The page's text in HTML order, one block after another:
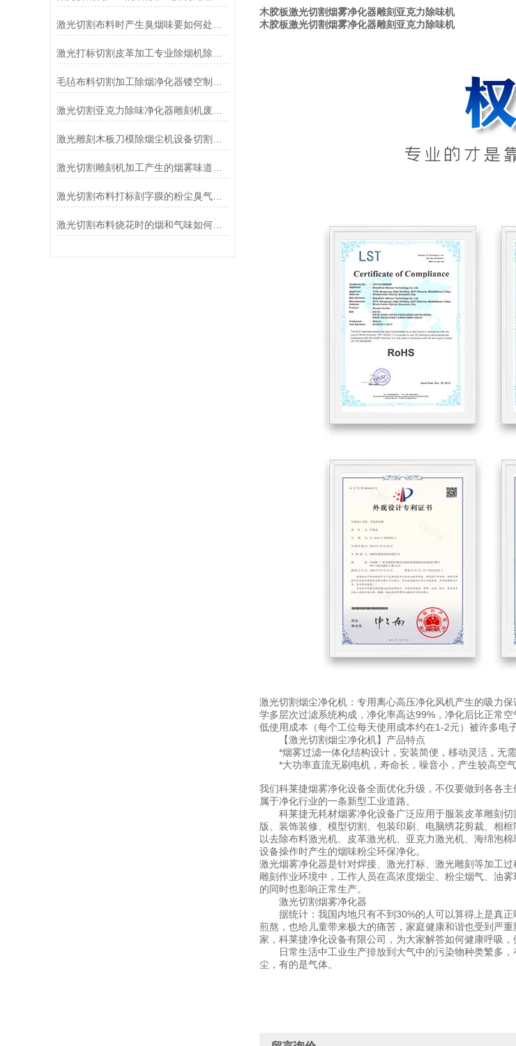
激光切割布料打标刻字膜的粉尘臭气该如何处理
激光切割布料烧花时的烟和气味如何才能处理解决掉
木胶板激光切割烟雾净化器雕刻亚克力除味机
木胶板激光切割烟雾净化器雕刻亚克力除味机
激光切割烟尘净化机：专用离心高压净化风机产生的吸力
学多层次过滤系统构成，净化率高达99%，净化后比正常
低使用成本（每个工位每天使用成本约在1-2元）被许多电
【激光切割烟尘净化机】产品特点
*烟雾过滤一体化结构设计，安装简便，移动灵活，无需
*大功率直流无刷电机，寿命长，噪音小，产生较高空气
我们科莱捷烟雾净化设备全面优化升级，不仅要做到各各
属于净化行业的一条新型工业道路。
科莱捷无耗材烟雾净化设备广泛应用于服装皮革雕刻切
版、装饰装修、模型切割、包装印刷、电脑绣花剪裁、相
以去除布料激光机、皮革激光机、亚克力激光机、海绵泡
设备操作时产生的烟味粉尘环保净化。
激光烟雾净化器是针对焊接、激光打标、激光雕刻等加工
雕刻作业环境中，工作人员在高浓度烟尘、粉尘烟气、油
的同时也影响正常生产。
激光切割烟雾净化器
据统计：我国内地只有不到30%的人可以算得上是真正
煎熬，也给儿童带来极大的痛苦，家庭健康和谐也受到严
家，科莱捷净化设备有限公司，为大家解答如何健康呼吸，
日常生活中工业生产排放到大气中的污染物种类繁多，
尘，有的是气体。